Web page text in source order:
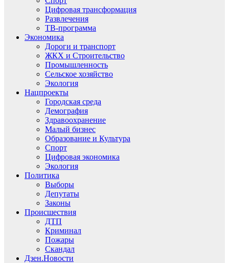
Цифровая трансформация
Развлечения
ТВ-программа
Экономика
Дороги и транспорт
ЖКХ и Строительство
Промышленность
Сельское хозяйство
Экология
Нацпроекты
Городская среда
Демография
Здравоохранение
Малый бизнес
Образование и Культура
Спорт
Цифровая экономика
Экология
Политика
Выборы
Депутаты
Законы
Происшествия
ДТП
Криминал
Пожары
Скандал
Дзен.Новости